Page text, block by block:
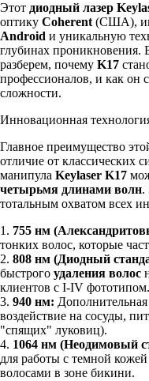
Этот диодный лазер
оптику Coherent (США),
Android и уникальную
глубинах проникновения.
разберем, почему K17
профессионалов, и как он
сложности.
Инновационная
Главное преимущество
отличие от классических
манипула Keylaser K17
четырьмя длинами волн.
тотальным охватом всех
1. 755 нм
тонких волос, которые
2. 808 нм (Диодный
быстрого удаления волос
клиентов с I-IV фототипом.
3. 940 нм:
воздействие на сосуды,
"спящих" луковиц).
4. 1064 нм (Неодимовый
для работы с темной
волосами в зоне бикини.